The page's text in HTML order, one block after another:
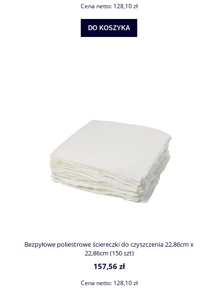
Cena netto: 128,10 zł
DO KOSZYKA
Bezpyłowe poliestrowe ściereczki do czyszczenia 22,86cm x
22,86cm (150 szt)
157,56 zł
Cena netto: 128,10 zł